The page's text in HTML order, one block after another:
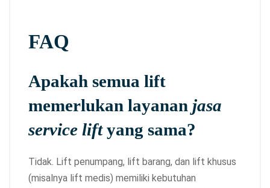
FAQ
Apakah semua lift
memerlukan layanan jasa
service liftyang sama?
Tidak. Lift penumpang, lift barang, dan lift khusus
(misalnya lift medis) memiliki kebutuhan